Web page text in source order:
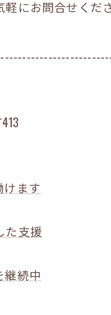
にお問合せくださ
けます
た支援
継続中